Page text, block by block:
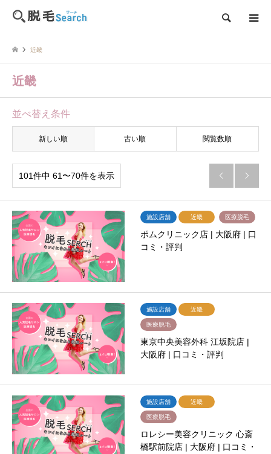
検索
近畿
近畿
並べ替え条件
新しい順 古い順 閲覧数順
101件中 61〜70件を表示  
施設店舗 近畿 医療脱毛
ポムクリニック店 | 大阪府 | 口
コミ・評判
施設店舗 近畿
医療脱毛
東京中央美容外科 江坂院店 |
大阪府 | 口コミ・評判
施設店舗 近畿
医療脱毛
ロレシー美容クリニック 心斎
橋駅前院店 | 大阪府 | 口コミ・